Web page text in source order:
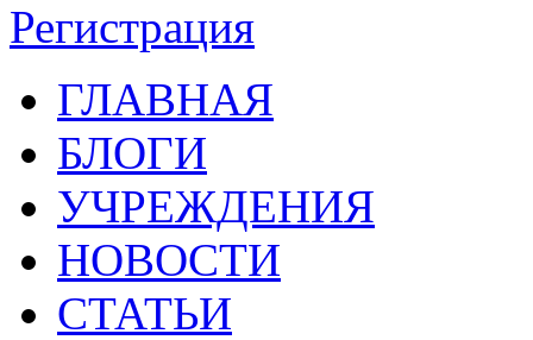
Регистрация
ГЛАВНАЯ
БЛОГИ
УЧРЕЖДЕНИЯ
НОВОСТИ
СТАТЬИ